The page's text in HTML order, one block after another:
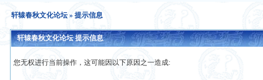
轩辕春秋文化论坛» 提示信息
轩辕春秋文化论坛 提示信息
您无权进行当前操作，这可能因以下原因之一造成: